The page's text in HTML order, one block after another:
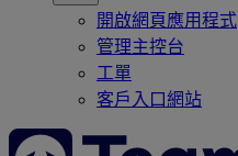
開啟網頁應用程式
管理主控台
工單
客戶入口網站